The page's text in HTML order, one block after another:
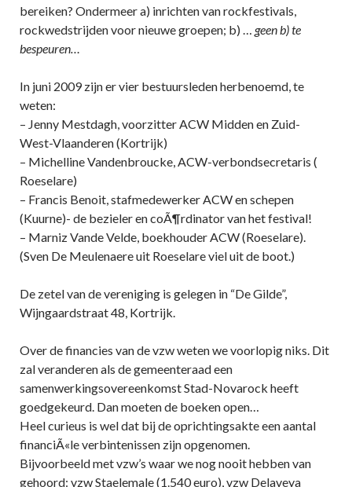
bereiken? Ondermeer a) inrichten van rockfestivals,
rockwedstrijden voor nieuwe groepen; b) … geen b) te
bespeuren…
In juni 2009 zijn er vier bestuursleden herbenoemd, te
weten:
– Jenny Mestdagh, voorzitter ACW Midden en Zuid-
West-Vlaanderen (Kortrijk)
– Michelline Vandenbroucke, ACW-verbondsecretaris (
Roeselare)
– Francis Benoit, stafmedewerker ACW en schepen
(Kuurne)- de bezieler en coÃ¶rdinator van het festival!
– Marniz Vande Velde, boekhouder ACW (Roeselare).
(Sven De Meulenaere uit Roeselare viel uit de boot.)
De zetel van de vereniging is gelegen in “De Gilde”,
Wijngaardstraat 48, Kortrijk.
Over de financies van de vzw weten we voorlopig niks. Dit
zal veranderen als de gemeenteraad een
samenwerkingsovereenkomst Stad-Novarock heeft
goedgekeurd. Dan moeten de boeken open…
Heel curieus is wel dat bij de oprichtingsakte een aantal
financiÃ«le verbintenissen zijn opgenomen.
Bijvoorbeeld met vzw’s waar we nog nooit hebben van
gehoord: vzw Staelemale (1.540 euro), vzw Delaveya